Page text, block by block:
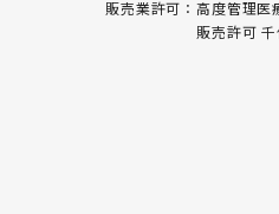
販売業許可
高度管理医
販売許可